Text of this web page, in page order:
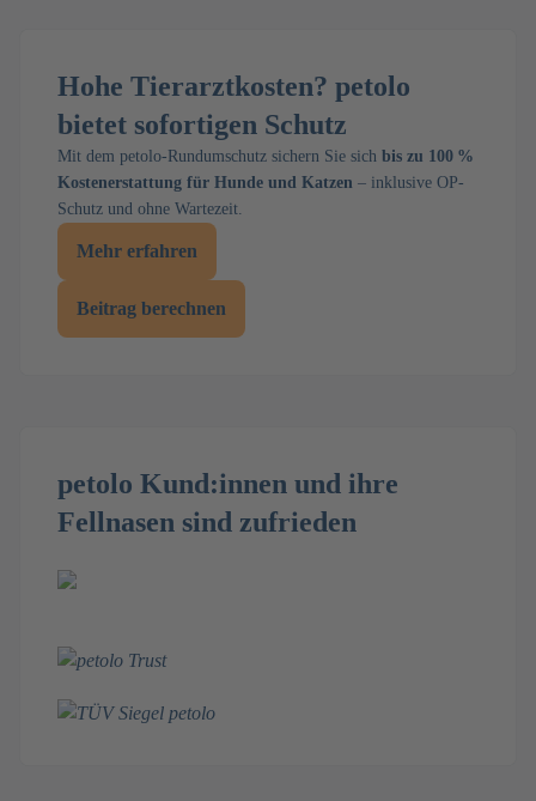
Hohe Tierarztkosten? petolo
bietet sofortigen Schutz
Mit dem petolo-Rundumschutz sichern Sie sich bis zu 100 %
Kostenerstattung für Hunde und Katzen – inklusive OP-
Schutz und ohne Wartezeit.
Mehr erfahren
Beitrag berechnen
petolo Kund:innen und ihre
Fellnasen sind zufrieden